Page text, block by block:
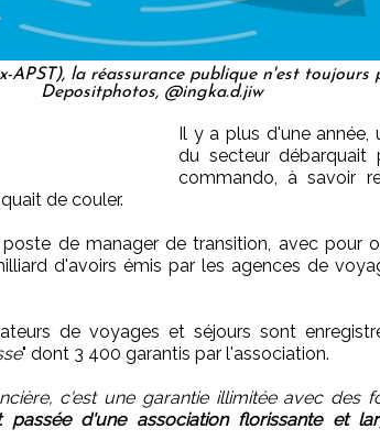
APST), la réassurance publique n'est toujours
Depositphotos, @ingka.d.jiw
Il y a plus d'une année,
du secteur débarquait
commando, à savoir
de couler.
de manager de transition, avec pour
d'avoirs émis par les agences de
de voyages et séjours sont
" dont 3 400 garantis par l'association.
c'est une garantie illimitée avec des
passée d'une association florissante et